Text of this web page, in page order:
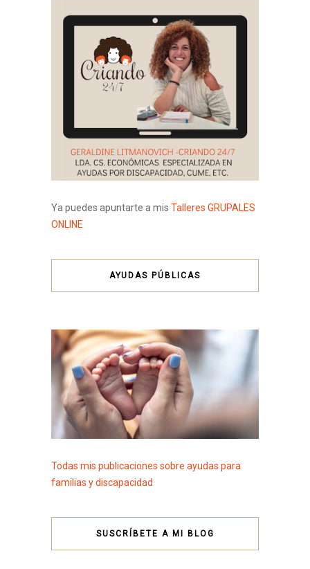
Ya puedes apuntarte a mis Talleres GRUPALES
ONLINE
AYUDAS PÚBLICAS
Todas mis publicaciones sobre ayudas para
familias y discapacidad
SUSCRÍBETE A MI BLOG